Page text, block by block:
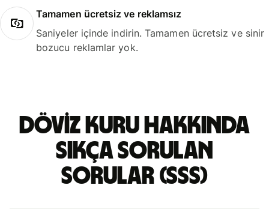
Tamamen ücretsiz ve reklamsız
Saniyeler içinde indirin. Tamamen ücretsiz ve sinir
bozucu reklamlar yok.
döviz kuru hakkında
sıkça sorulan
sorular (SSS)